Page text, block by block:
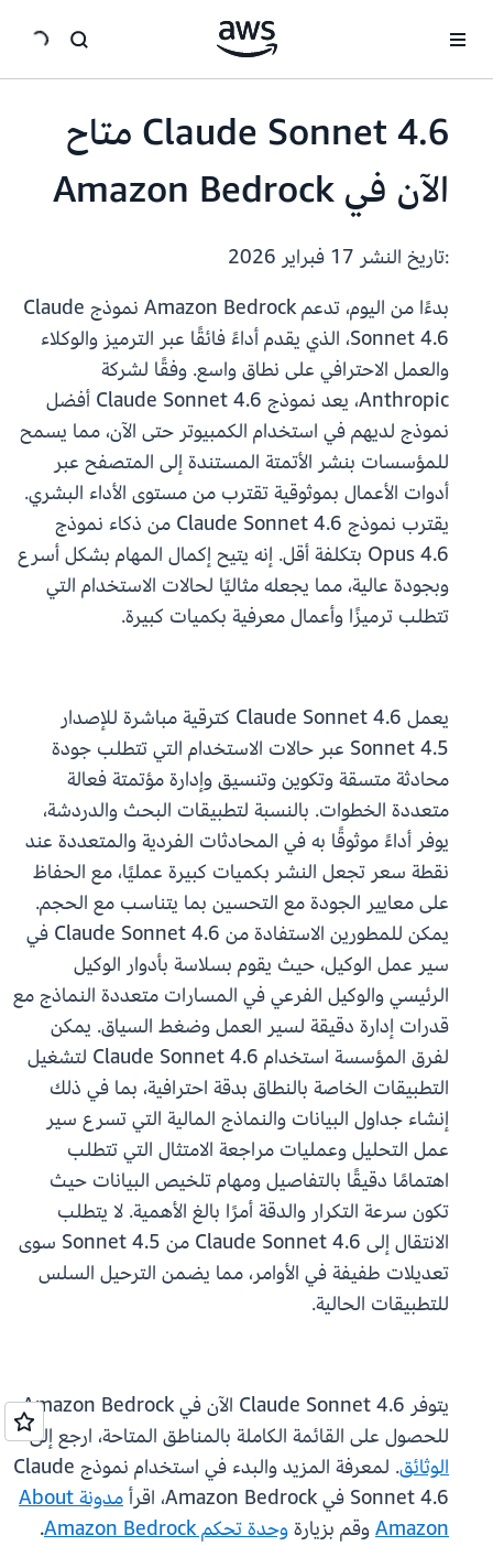
Claude Sonnet 4.6 متاح
الآن في Amazon Bedrock
:تاريخ النشر
بدءًا من اليوم، تدعم Amazon Bedrock نموذج Claude
Sonnet 4.6، الذي يقدم أداءً فائقًا عبر الترميز والوكلاء
والعمل الاحترافي على نطاق واسع. وفقًا لشركة
Anthropic، يعد نموذج Claude Sonnet 4.6 أفضل
نموذج لديهم في استخدام الكمبيوتر حتى الآن، مما يسمح
للمؤسسات بنشر الأتمتة المستندة إلى المتصفح عبر
أدوات الأعمال بموثوقية تقترب من مستوى الأداء البشري.
يقترب نموذج Claude Sonnet 4.6 من ذكاء نموذج
Opus 4.6 بتكلفة أقل. إنه يتيح إكمال المهام بشكل أسرع
وبجودة عالية، مما يجعله مثاليًا لحالات الاستخدام التي
تتطلب ترميزًا وأعمال معرفية بكميات كبيرة.
يعمل Claude Sonnet 4.6 كترقية مباشرة للإصدار
Sonnet 4.5 عبر حالات الاستخدام التي تتطلب جودة
محادثة متسقة وتكوين وتنسيق وإدارة مؤتمتة فعالة
متعددة الخطوات. بالنسبة لتطبيقات البحث والدردشة،
يوفر أداءً موثوقًا به في المحادثات الفردية والمتعددة عند
نقطة سعر تجعل النشر بكميات كبيرة عمليًا، مع الحفاظ
على معايير الجودة مع التحسين بما يتناسب مع الحجم.
يمكن للمطورين الاستفادة من Claude Sonnet 4.6 في
سير عمل الوكيل، حيث يقوم بسلاسة بأدوار الوكيل
الرئيسي والوكيل الفرعي في المسارات متعددة النماذج مع
قدرات إدارة دقيقة لسير العمل وضغط السياق. يمكن
لفرق المؤسسة استخدام Claude Sonnet 4.6 لتشغيل
التطبيقات الخاصة بالنطاق بدقة احترافية، بما في ذلك
إنشاء جداول البيانات والنماذج المالية التي تسرع سير
عمل التحليل وعمليات مراجعة الامتثال التي تتطلب
اهتمامًا دقيقًا بالتفاصيل ومهام تلخيص البيانات حيث
تكون سرعة التكرار والدقة أمرًا بالغ الأهمية. لا يتطلب
الانتقال إلى Claude Sonnet 4.6 من Sonnet 4.5 سوى
تعديلات طفيفة في الأوامر، مما يضمن الترحيل السلس
للتطبيقات الحالية.
يتوفر Claude Sonnet 4.6 الآن في Amazon Bedrock.
للحصول على القائمة الكاملة بالمناطق المتاحة، ارجع إلى
الوثائق
. لمعرفة المزيد والبدء في استخدام نموذج Claude
Sonnet 4.6 في Amazon Bedrock، اقرأ
مدونة About
Amazonوقم بزيارةوحدة تحكم Amazon Bedrock .